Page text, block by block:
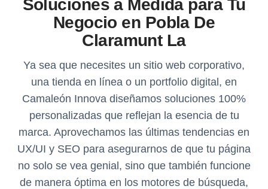
Soluciones a Medida para Tu
Negocio en Pobla De
Claramunt La
Ya sea que necesites un sitio web corporativo,
una tienda en línea o un portfolio digital, en
Camaleón Innova diseñamos soluciones 100%
personalizadas que reflejan la esencia de tu
marca. Aprovechamos las últimas tendencias en
UX/UI y SEO para asegurarnos de que tu página
no solo se vea genial, sino que también funcione
de manera óptima en los motores de búsqueda,